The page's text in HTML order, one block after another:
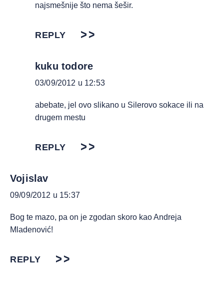
najsmešnije što nema šešir.
REPLY
kuku todore
03/09/2012 u 12:53
abebate, jel ovo slikano u Silerovo sokace ili na
drugem mestu
REPLY
Vojislav
09/09/2012 u 15:37
Bog te mazo, pa on je zgodan skoro kao Andreja
Mladenović!
REPLY